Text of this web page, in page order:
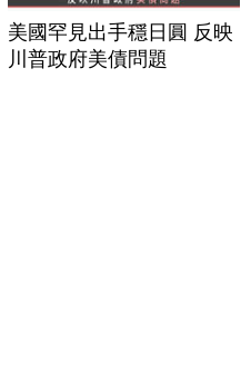
美國罕見出手穩日圓 反映
川普政府美債問題